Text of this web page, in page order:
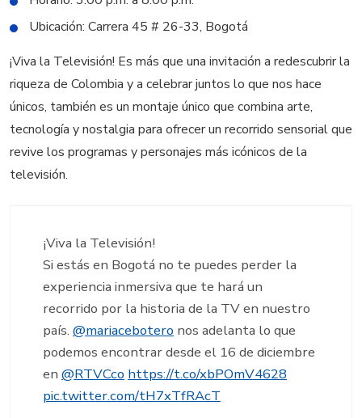
Ubicación: Carrera 45 # 26-33, Bogotá
¡Viva la Televisión! Es más que una invitación a redescubrir la
riqueza de Colombia y a celebrar juntos lo que nos hace
únicos, también es un montaje único que combina arte,
tecnología y nostalgia para ofrecer un recorrido sensorial que
revive los programas y personajes más icónicos de la
televisión.
¡Viva la Televisión!
Si estás en Bogotá no te puedes perder la
experiencia inmersiva que te hará un
recorrido por la historia de la TV en nuestro
país. @mariacebotero nos adelanta lo que
podemos encontrar desde el 16 de diciembre
en @RTVCco https://t.co/xbPOmV4628
pic.twitter.com/tH7xTfRAcT